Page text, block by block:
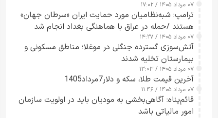
۰۷ مرداد ۱۴۰۵ / ۱۷:۰۲
ترامپ: شبه‌نظامیان مورد حمایت ایران «سرطان جهان»
هستند /حمله در عراق با هماهنگی بغداد انجام شد
۰۷ مرداد ۱۴۰۵ / ۱۴:۲۷
آتش‌سوزی گسترده جنگلی در موغلا؛ مناطق مسکونی و
بیمارستان تخلیه شدند
۰۷ مرداد ۱۴۰۵ / ۱۳:۰۳
آخرین قیمت طلا، سکه و دلار7مرداد1405
۰۷ مرداد ۱۴۰۵ / ۱۱:۴۶
قائم‌پناه: آگاهی‌بخشی به مودیان باید در اولویت سازمان
امور مالیاتی باشد